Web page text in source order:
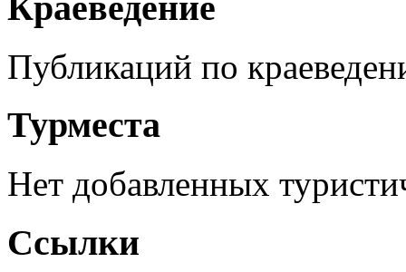
Публикаций по
Турместа
Нет добавленных
Ссылки